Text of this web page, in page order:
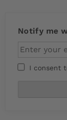
Notify me
I consent